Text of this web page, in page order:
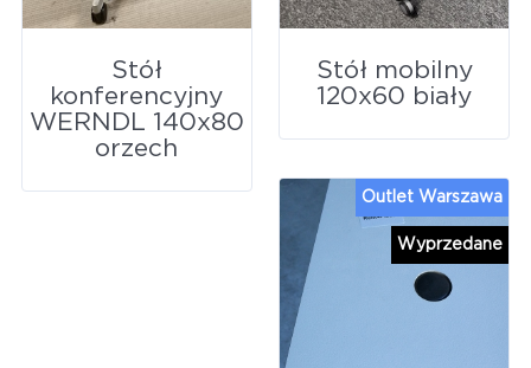
Stół
konferencyjny
WERNDL 140x80
orzech
Stół mobilny
120x60 biały
Wyprzedane
Outlet Warszawa